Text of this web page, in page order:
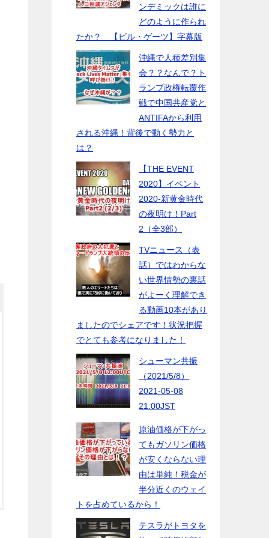
ンデミックは誰に
どのように作られ
たか？ 【ビル・ゲーツ】字幕版
沖縄で人種差別集
会？？なんで？ト
ランプ政権転覆作
戦で中国共産党と
ANTIFAから利用
される沖縄！背後で動く勢力と
は？
【THE EVENT
2020】イベント
2020-新黄金時代
の夜明け！Part
2（全3部）
TVニュース（表
話）ではわからな
い世界情勢の裏話
がよーく理解でき
る動画10本があり
ましたのでシェアです！状況把握
でとても参考になりました！
シューマン共振
（2021/5/8）
2021-05-08
21:00JST
原油価格が下がっ
てもガソリン価格
が安くならない理
由は単純！税金が
半分近くのウェイ
トを占めているから！
テスラがトヨタを